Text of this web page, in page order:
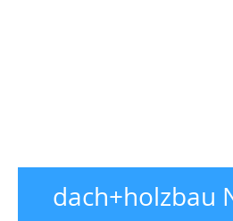
dach+holzbau